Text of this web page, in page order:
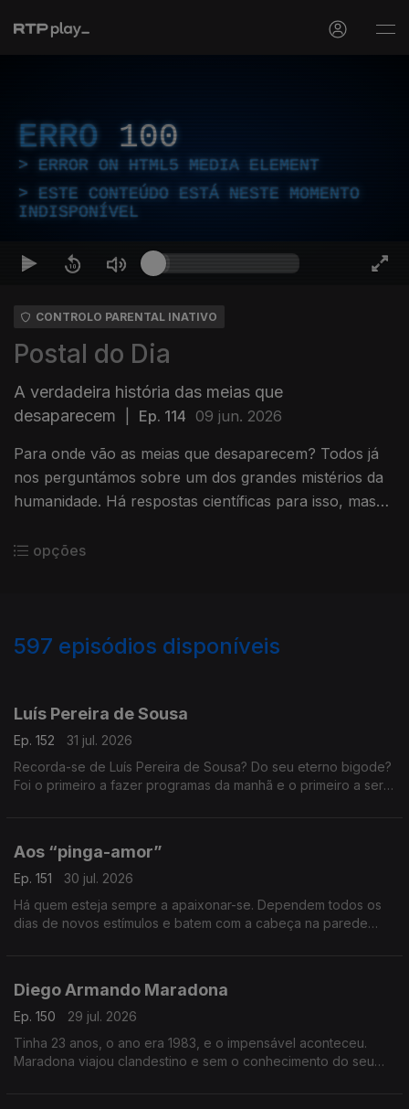
ERRO 100
ERROR ON HTML5 MEDIA ELEMENT
ESTE CONTEÚDO ESTÁ NESTE MOMENTO
INDISPONÍVEL
CONTROLO PARENTAL INATIVO
Postal do Dia
A verdadeira história das meias que
desaparecem
Ep. 114 09 jun. 2026
Para onde vão as meias que desaparecem? Todos já
nos perguntámos sobre um dos grandes mistérios da
humanidade. Há respostas científicas para isso, mas
opções
597 episódios disponíveis
Luís Pereira de Sousa
Ep. 152
31 jul. 2026
Recorda-se de Luís Pereira de Sousa? Do seu eterno bigode?
Foi o primeiro a fazer programas da manhã e o primeiro a ser
Aos “pinga-amor”
Ep. 151
30 jul. 2026
Há quem esteja sempre a apaixonar-se. Dependem todos os
dias de novos estímulos e batem com a cabeça na parede
Diego Armando Maradona
Ep. 150
29 jul. 2026
Tinha 23 anos, o ano era 1983, e o impensável aconteceu.
Maradona viajou clandestino e sem o conhecimento do seu